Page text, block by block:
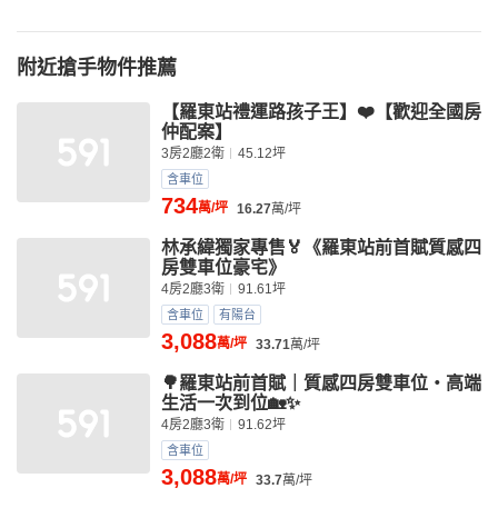
附近搶手物件推薦
【羅東站禮運路孩子王】❤️【歡迎全國房
仲配案】
3房2廳2衛 45.12坪
含車位
734萬/坪 16.27萬/坪
林承緯獨家專售🏅️《羅東站前首賦質感四
房雙車位豪宅》
4房2廳3衛 91.61坪
含車位 有陽台
3,088萬/坪 33.71萬/坪
🌳羅東站前首賦｜質感四房雙車位・高端
生活一次到位🏡✨
4房2廳3衛 91.62坪
含車位
3,088萬/坪 33.7萬/坪